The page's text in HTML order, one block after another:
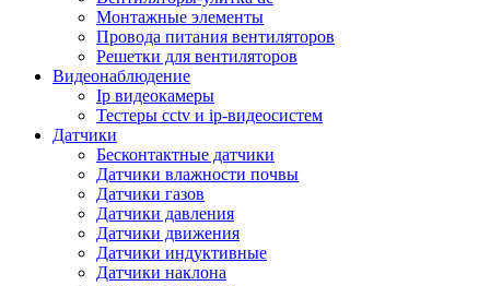
Монтажные элементы
Провода питания вентиляторов
Решетки для вентиляторов
Видеонаблюдение
Ip видеокамеры
Тестеры cctv и ip-видеосистем
Датчики
Бесконтактные датчики
Датчики влажности почвы
Датчики газов
Датчики давления
Датчики движения
Датчики индуктивные
Датчики наклона